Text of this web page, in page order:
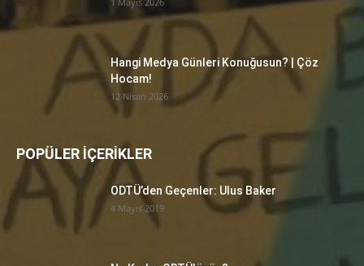
Hangi Medya Günleri Konuğusun? | Çöz
Hocam!
12 Nisan 2026
POPÜLER İÇERİKLER
ODTÜ’den Geçenler: Ulus Baker
4 Mayıs 2019